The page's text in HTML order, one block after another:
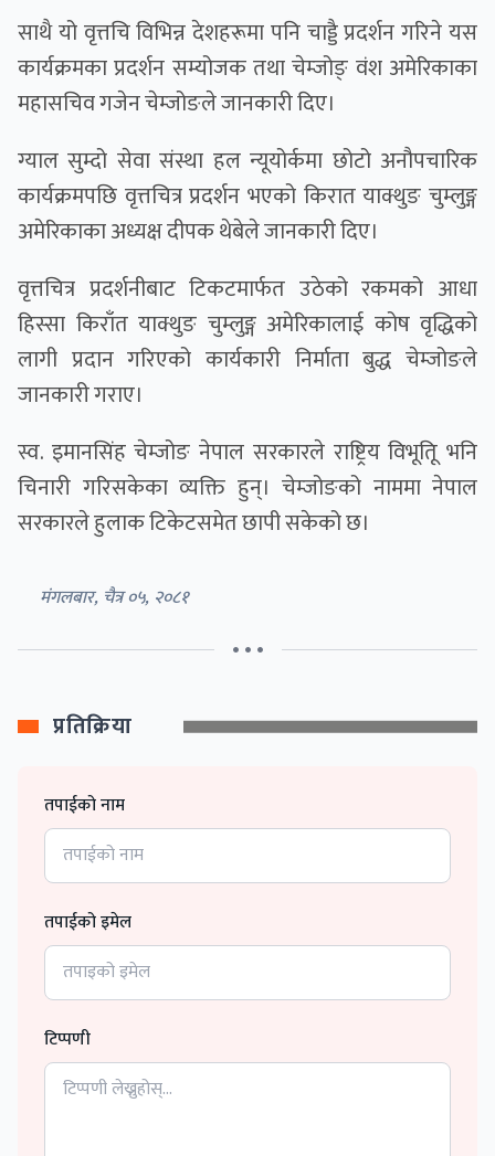
साथै यो वृत्तचि विभिन्न देशहरूमा पनि चाड्डै प्रदर्शन गरिने यस
कार्यक्रमका प्रदर्शन सम्योजक तथा चेम्जोङ् वंश अमेरिकाका
महासचिव गजेन चेम्जोङले जानकारी दिए।
ग्याल सुम्दो सेवा संस्था हल न्यूयोर्कमा छोटो अनौपचारिक
कार्यक्रमपछि वृत्तचित्र प्रदर्शन भएको किरात याक्थुङ चुम्लुङ्ग
अमेरिकाका अध्यक्ष दीपक थेबेले जानकारी दिए।
वृत्तचित्र प्रदर्शनीबाट टिकटमार्फत उठेको रकमको आधा
हिस्सा किराँत याक्थुङ चुम्लुङ्ग अमेरिकालाई कोष वृद्धिको
लागी प्रदान गरिएको कार्यकारी निर्माता बुद्ध चेम्जोङले
जानकारी गराए।
स्व. इमानसिंह चेम्जोङ नेपाल सरकारले राष्ट्रिय विभूतिू भनि
चिनारी गरिसकेका व्यक्ति हुन्। चेम्जोङको नाममा नेपाल
सरकारले हुलाक टिकेटसमेत छापी सकेको छ।
मंगलबार, चैत्र ०५, २०८१
• • •
प्रतिक्रिया
तपाईको नाम
तपाईको इमेल
टिप्पणी